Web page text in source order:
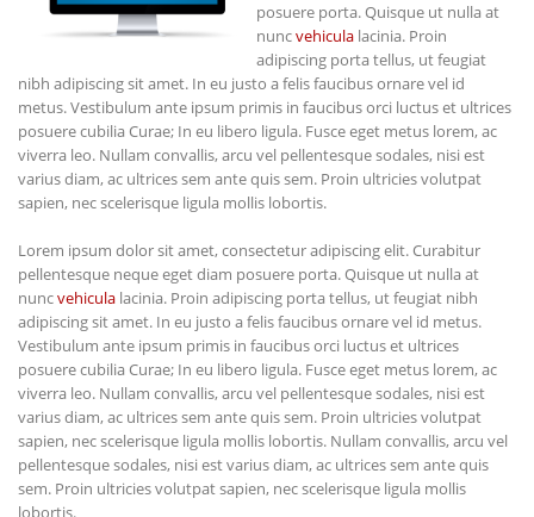
posuere porta. Quisque ut nulla at
nuncvehicula lacinia. Proin
adipiscing porta tellus, ut feugiat
nibh adipiscing sit amet. In eu justo a felis faucibus ornare vel id
metus. Vestibulum ante ipsum primis in faucibus orci luctus et ultrices
posuere cubilia Curae; In eu libero ligula. Fusce eget metus lorem, ac
viverra leo. Nullam convallis, arcu vel pellentesque sodales, nisi est
varius diam, ac ultrices sem ante quis sem. Proin ultricies volutpat
sapien, nec scelerisque ligula mollis lobortis.
Lorem ipsum dolor sit amet, consectetur adipiscing elit. Curabitur
pellentesque neque eget diam posuere porta. Quisque ut nulla at
nuncvehicula lacinia. Proin adipiscing porta tellus, ut feugiat nibh
adipiscing sit amet. In eu justo a felis faucibus ornare vel id metus.
Vestibulum ante ipsum primis in faucibus orci luctus et ultrices
posuere cubilia Curae; In eu libero ligula. Fusce eget metus lorem, ac
viverra leo. Nullam convallis, arcu vel pellentesque sodales, nisi est
varius diam, ac ultrices sem ante quis sem. Proin ultricies volutpat
sapien, nec scelerisque ligula mollis lobortis. Nullam convallis, arcu vel
pellentesque sodales, nisi est varius diam, ac ultrices sem ante quis
sem. Proin ultricies volutpat sapien, nec scelerisque ligula mollis
lobortis.